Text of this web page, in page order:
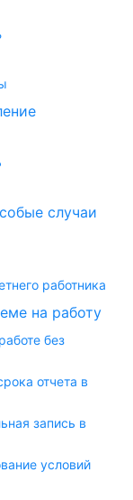
случаи
работника
на работу
без
отчета в
запись в
условий